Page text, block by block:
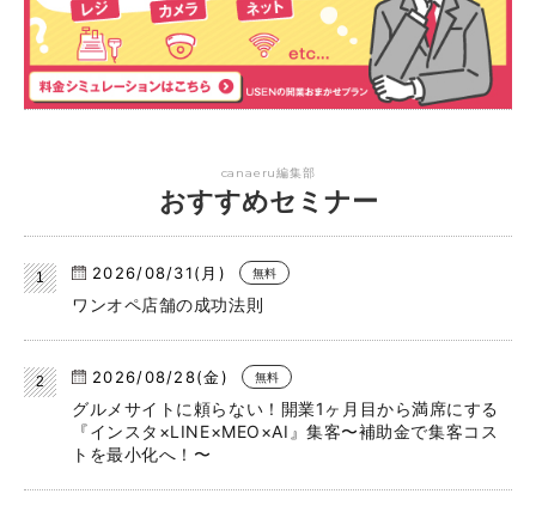
canaeru編集部
おすすめセミナー
2026/08/31(月) 無料
ワンオペ店舗の成功法則
2026/08/28(金) 無料
グルメサイトに頼らない！開業1ヶ月目から満席にする
『インスタ×LINE×MEO×AI』集客〜補助金で集客コス
トを最小化へ！〜